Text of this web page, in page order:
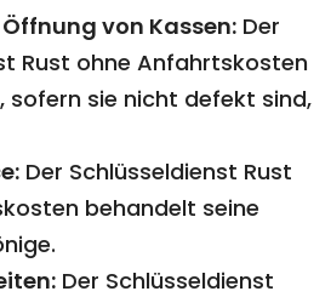
von Kassen: Der
Rust ohne Anfahrtskosten
sofern sie nicht defekt sind,
Der Schlüsseldienst Rust
behandelt seine
Der Schlüsseldienst